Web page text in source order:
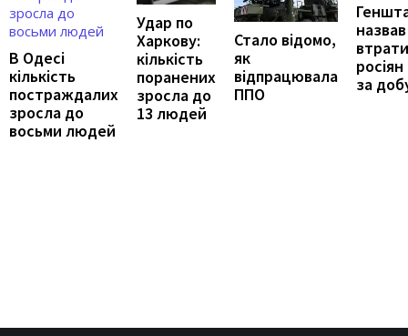
В Одесі
кількість
постраждалих
зросла до
восьми людей
Удар по
Харкову:
кількість
поранених
зросла до
13 людей
Стало відомо,
як
відпрацювала
ППО
назвав
втрати
росіян
за